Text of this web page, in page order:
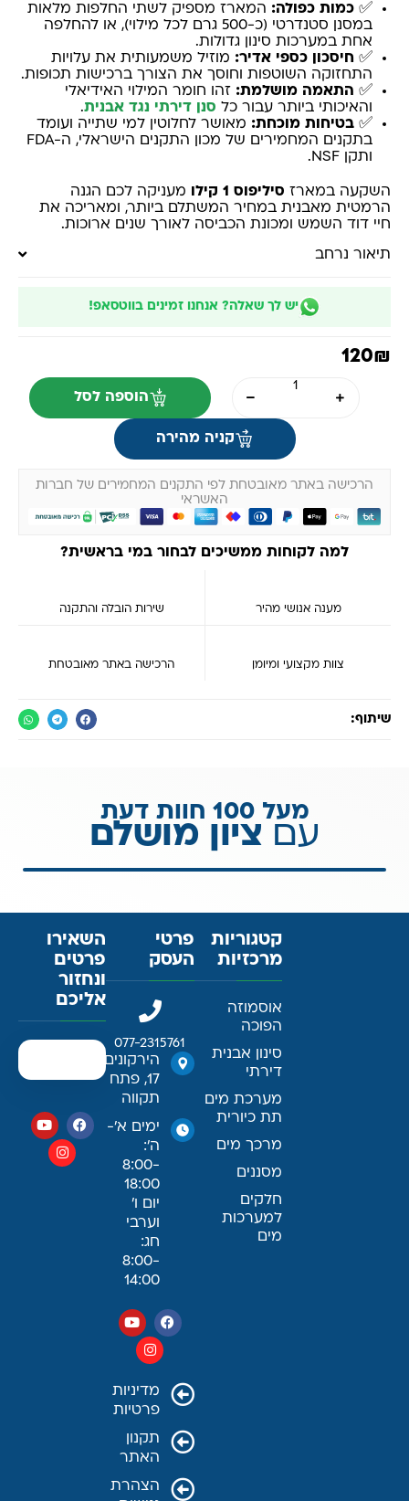
✅ כמות כפולה: המארז מספיק לשתי החלפות מלאות
במסנן סטנדרטי (כ-500 גרם לכל מילוי), או להחלפה
אחת במערכות סינון גדולות.
✅ חיסכון כספי אדיר: מוזיל משמעותית את עלויות
התחזוקה השוטפות וחוסך את הצורך ברכישות תכופות.
✅ התאמה מושלמת: זהו חומר המילוי האידיאלי
והאיכותי ביותר עבור כל סנן דירתי נגד אבנית.
✅ בטיחות מוכחת: מאושר לחלוטין למי שתייה ועומד
בתקנים המחמירים של מכון התקנים הישראלי, ה-FDA
ותקן NSF.
השקעה במארז סיליפוס 1 קילו
מעניקה לכם הגנה
הרמטית מאבנית במחיר המשתלם ביותר, ומאריכה את
חיי דוד השמש ומכונת הכביסה לאורך שנים ארוכות.
תיאור נרחב
יש לך שאלה? אנחנו זמינים בווטסאפ!
120₪
הוספה לסל
קניה מהירה
הרכישה באתר מאובטחת לפי התקנים המחמירים של חברות
האשראי
למה לקוחות ממשיכים לבחור במי בראשית?
מענה אנושי מהיר שירות הובלה והתקנה
צוות מקצועי ומיומן הרכישה באתר מאובטחת
שיתוף:
מעל 100 חוות דעת
עםציון מושלם
קטגוריות
מרכזיות
אוסמוזה
הפוכה
סינון אבנית
דירתי
מערכת מים
תת כיורית
מרכך מים
מסננים
חלקים
למערכות
מים
פרטי
העסק
077-2315761
הירקונים
17, פתח
תקווה
ימים א׳-
ה׳:
8:00-
18:00
יום ו׳
וערבי
חג:
8:00-
14:00
מדיניות
פרטיות
תקנון
האתר
הצהרת
השאירו
פרטים
ונחזור
אליכם